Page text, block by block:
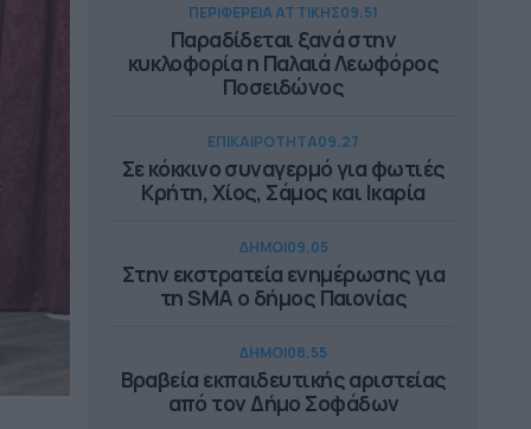
ΠΕΡΙΦΕΡΕΙΑ ΑΤΤΙΚΗΣ09.51
Παραδίδεται ξανά στην
κυκλοφορία η Παλαιά Λεωφόρος
Ποσειδώνος
ΕΠΙΚΑΙΡΟΤΗΤΑ09.27
Σε κόκκινο συναγερμό για φωτιές
Κρήτη, Χίος, Σάμος και Ικαρία
ΔΗΜΟΙ09.05
Στην εκστρατεία ενημέρωσης για
τη SMA ο δήμος Παιονίας
ΔΗΜΟΙ08.55
Βραβεία εκπαιδευτικής αριστείας
από τον Δήμο Σοφάδων